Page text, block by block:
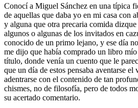
Conocí a Miguel Sánchez en una típica
de aquellas que daba yo en mi casa con
y alguna que otra precaria comida dizque
algunos o algunas de los invitados en
conocido de un primo lejano, y ese día
me dijo que había comprado un libro mío
título, donde venía un cuento que le
que un día de estos pensaba aventarse
adentrarse con el contenido de tan
chismes, no de filosofía, pero de todos
su acertado comentario.